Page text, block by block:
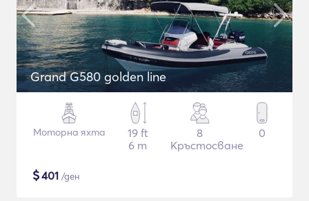
Grand G580 golden line
Моторна яхта
19 ft
6 m
8
Кръстосване
0
$401 /ден